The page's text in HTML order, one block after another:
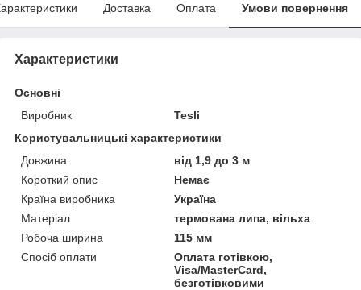
Доставка Оплата Умови повернення
Характеристики
Основні
Виробник
Tesli
Користувальницькі характеристики
Довжина
від 1,9 до 3 м
Короткий опис
Немає
Країна виробника
Україна
Матеріал
термована липа, вільха
Робоча ширина
115 мм
Спосіб оплати
Оплата готівкою,
Visa/MasterCard,
безготівковими